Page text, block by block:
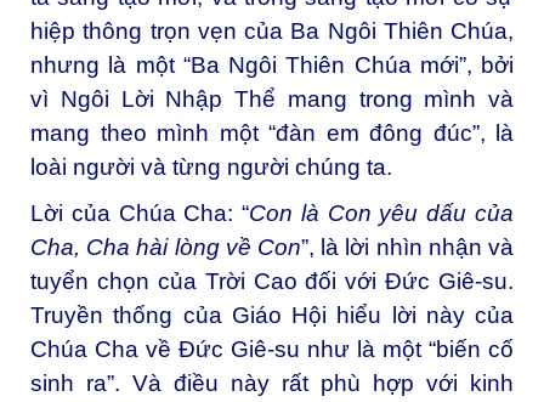
hiệp thông trọn vẹn của Ba Ngôi Thiên Chúa,
nhưng là một “Ba Ngôi Thiên Chúa mới”, bởi
vì Ngôi Lời Nhập Thể mang trong mình và
mang theo mình một “đàn em đông đúc”, là
loài người và từng người chúng ta.
Lời của Chúa Cha: “Con là Con yêu dấu của
Cha, Cha hài lòng về Con”, là lời nhìn nhận và
tuyển chọn của Trời Cao đối với Đức Giê-su.
Truyền thống của Giáo Hội hiểu lời này của
Chúa Cha về Đức Giê-su như là một “biến cố
sinh ra”. Và điều này rất phù hợp với kinh